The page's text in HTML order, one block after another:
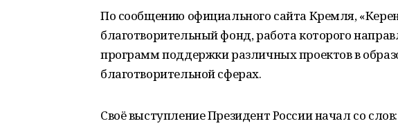
По сообщению официального сайта Кремля,
благотворительный фонд, работа которого
программ поддержки различных проектов в
благотворительной сферах.
Своё выступление Президент России начал со слов: